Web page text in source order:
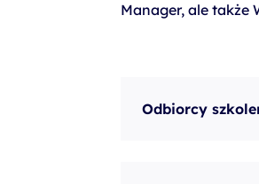
Manager, ale także
Odbiorcy